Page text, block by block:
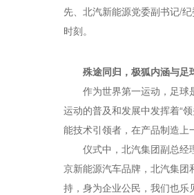
先、北汽新能源党委副书记/
时刻。
殊途同归，极狐内涵与足
作为世界第一运动，足球
运动的普及和发展中发挥着“
能技术引领者，在产品制造上
仪式中，北汽集团副总经
京新能源汽车品牌，北汽集
持，身为企业公民，我们也乐